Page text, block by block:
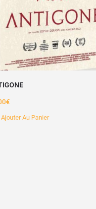
€
Ajouter Au Panier